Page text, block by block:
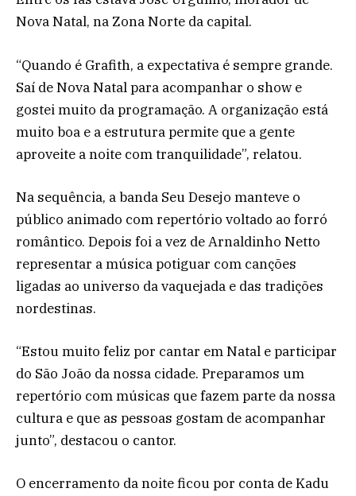
Nova Natal, na Zona Norte da capital.
“Quando é Grafith, a expectativa é sempre grande.
Saí de Nova Natal para acompanhar o show e
gostei muito da programação. A organização está
muito boa e a estrutura permite que a gente
aproveite a noite com tranquilidade”, relatou.
Na sequência, a banda Seu Desejo manteve o
público animado com repertório voltado ao forró
romântico. Depois foi a vez de Arnaldinho Netto
representar a música potiguar com canções
ligadas ao universo da vaquejada e das tradições
nordestinas.
“Estou muito feliz por cantar em Natal e participar
do São João da nossa cidade. Preparamos um
repertório com músicas que fazem parte da nossa
cultura e que as pessoas gostam de acompanhar
junto”, destacou o cantor.
O encerramento da noite ficou por conta de Kadu